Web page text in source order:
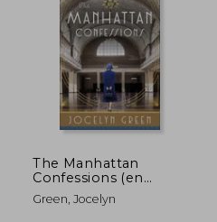
The Manhattan
Confessions (en
Inglés)
Green, Jocelyn